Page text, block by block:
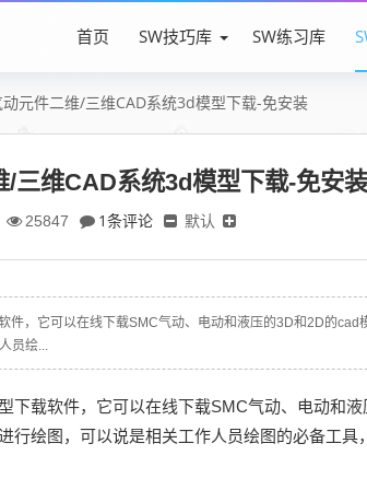
首页 SW技巧库 SW练习库
动元件二维/三维CAD系统3d模型下载-免安装
/三维CAD系统3d模型下载-免安装
25847 1条评论 默认
件，它可以在线下载SMC气动、电动和液压的3D和2D的cad
员绘...
下载软件，它可以在线下载SMC气动、电动和液
行绘图，可以说是相关工作人员绘图的必备工具